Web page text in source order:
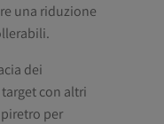
una riduzione
dei
con altri
per